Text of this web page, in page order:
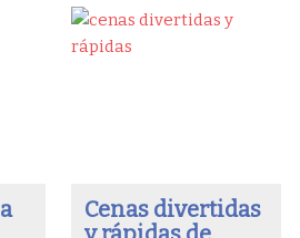
Cenas divertidas